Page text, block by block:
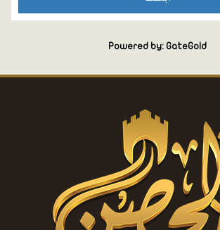
Powered by: GateGold